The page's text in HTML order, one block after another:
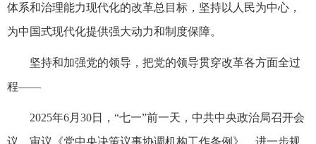
体系和治理能力现代化的改革总目标，坚持以人民为中心，
为中国式现代化提供强大动力和制度保障。
坚持和加强党的领导，把党的领导贯穿改革各方面全过
程——
2025年6月30日，“七一”前一天，中共中央政治局召开会
议，审议《党中央决策议事协调机构工作条例》，进一步规